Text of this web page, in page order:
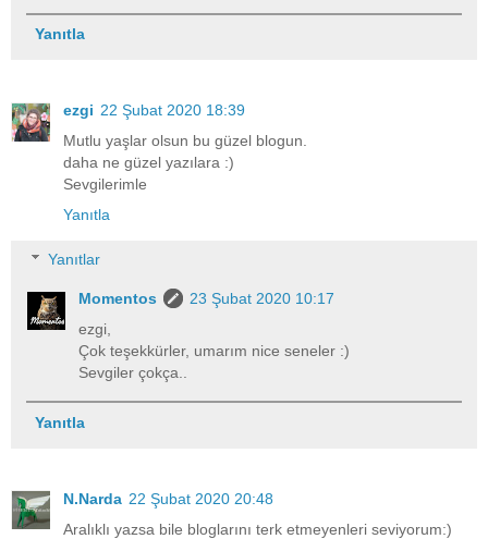
Yanıtla
ezgi 22 Şubat 2020 18:39
Mutlu yaşlar olsun bu güzel blogun.
daha ne güzel yazılara :)
Sevgilerimle
Yanıtla
Yanıtlar
Momentos
23 Şubat 2020 10:17
ezgi,
Çok teşekkürler, umarım nice seneler :)
Sevgiler çokça..
Yanıtla
N.Narda 22 Şubat 2020 20:48
Aralıklı yazsa bile bloglarını terk etmeyenleri seviyorum:)